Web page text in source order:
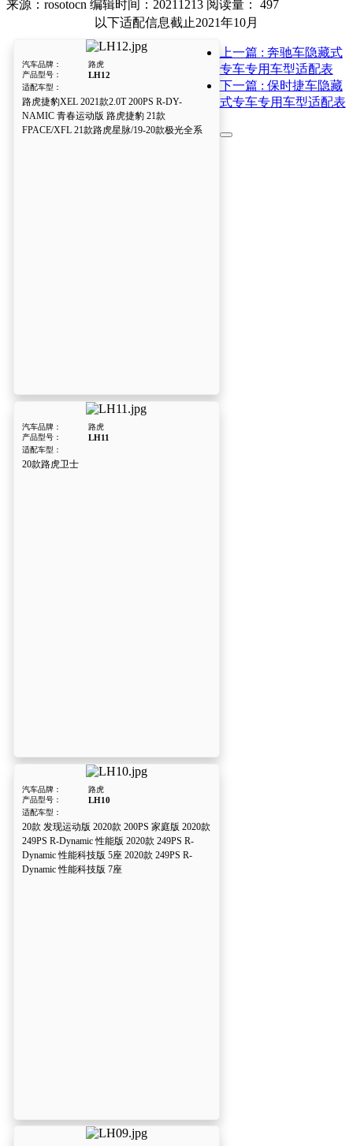
来源：rosotocn 编辑时间：20211213 阅读量： 497
以下适配信息截止2021年10月
汽车品牌：
路虎
产品型号：
LH12
适配车型：
路虎捷豹XEL 2021款2.0T 200PS R-DY-
NAMIC 青春运动版 路虎捷豹 21款
FPACE/XFL 21款路虎星脉/19-20款极光全系
汽车品牌：
路虎
产品型号：
LH11
适配车型：
20款路虎卫士
汽车品牌：
路虎
产品型号：
LH10
适配车型：
20款 发现运动版 2020款 200PS 家庭版 2020款
249PS R-Dynamic 性能版 2020款 249PS R-
Dynamic 性能科技版 5座 2020款 249PS R-
Dynamic 性能科技版 7座
上一篇 : 奔驰车隐藏式
专车专用车型适配表
下一篇 : 保时捷车隐藏
式专车专用车型适配表